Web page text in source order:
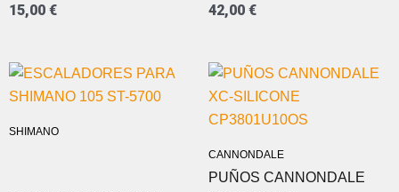
15,00 € 42,00 €
SHIMANO
CANNONDALE
PUÑOS CANNONDALE